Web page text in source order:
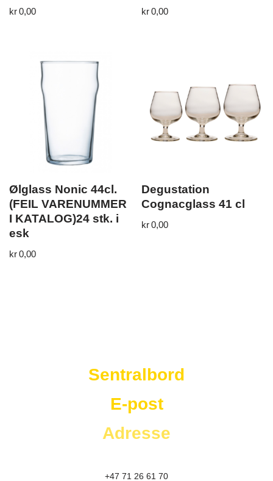
kr0,00 kr0,00
Ølglass Nonic 44cl.
(FEIL VARENUMMER
I KATALOG)24 stk. i
esk
kr0,00
Degustation
Cognacglass 41 cl
kr0,00
Sentralbord
E-post
Adresse
+47 71 26 61 70